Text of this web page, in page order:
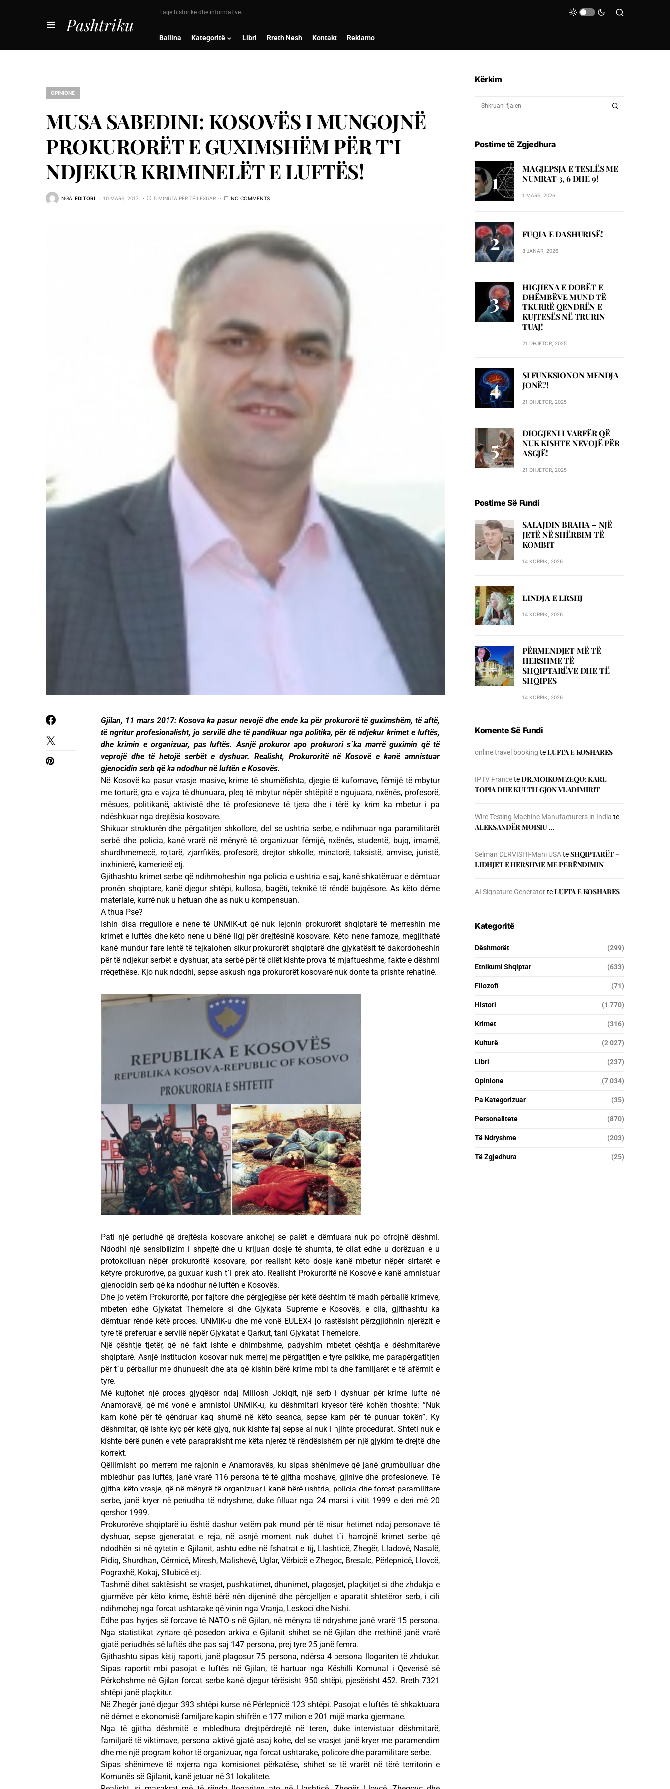
Pashtriku
Faqe historike dhe informative.
Ballina Kategoritë Libri Rreth Nesh Kontakt Reklamo
OPINIONE
MUSA SABEDINI: KOSOVËS I MUNGOJNË
PROKURORËT E GUXIMSHËM PËR T’I
NDJEKUR KRIMINELËT E LUFTËS!
NGA EDITORI 10 MARS, 2017 5 MINUTA PËR TË LEXUAR NO COMMENTS
Gjilan, 11 mars 2017: Kosova ka pasur nevojë dhe ende ka për prokurorë të guximshëm, të aftë,
të ngritur profesionalisht, jo servilë dhe të pandikuar nga politika, për të ndjekur krimet e luftës,
dhe krimin e organizuar, pas luftës. Asnjë prokuror apo prokurori s`ka marrë guximin që të
veprojë dhe të hetojë serbët e dyshuar. Realisht, Prokuroritë në Kosovë e kanë amnistuar
gjenocidin serb që ka ndodhur në luftën e Kosovës.
Në Kosovë ka pasur vrasje masive, krime të shumëfishta, djegie të kufomave, fëmijë të mbytur
me torturë, gra e vajza të dhunuara, pleq të mbytur nëpër shtëpitë e ngujuara, nxënës, profesorë,
mësues, politikanë, aktivistë dhe të profesioneve të tjera dhe i tërë ky krim ka mbetur i pa
ndëshkuar nga drejtësia kosovare.
Shikuar strukturën dhe përgatitjen shkollore, del se ushtria serbe, e ndihmuar nga paramilitarët
serbë dhe policia, kanë vrarë në mënyrë të organizuar fëmijë, nxënës, studentë, bujq, imamë,
shurdhmemecë, rojtarë, zjarrfikës, profesorë, drejtor shkolle, minatorë, taksistë, amvise, juristë,
inxhinierë, kamerierë etj.
Gjithashtu krimet serbe që ndihmoheshin nga policia e ushtria e saj, kanë shkatërruar e dëmtuar
pronën shqiptare, kanë djegur shtëpi, kullosa, bagëti, teknikë të rëndë bujqësore. As këto dëme
materiale, kurrë nuk u hetuan dhe as nuk u kompensuan.
A thua Pse?
Ishin disa rregullore e nene të UNMIK-ut që nuk lejonin prokurorët shqiptarë të merreshin me
krimet e luftës dhe këto nene u bënë ligj për drejtësinë kosovare. Këto nene famoze, megjithatë
kanë mundur fare lehtë të tejkalohen sikur prokurorët shqiptarë dhe gjykatësit të dakordoheshin
për të ndjekur serbët e dyshuar, ata serbë për të cilët kishte prova të mjaftueshme, fakte e dëshmi
rrëqethëse. Kjo nuk ndodhi, sepse askush nga prokurorët kosovarë nuk donte ta prishte rehatinë.
Pati një periudhë që drejtësia kosovare ankohej se palët e dëmtuara nuk po ofrojnë dëshmi.
Ndodhi një sensibilizim i shpejtë dhe u krijuan dosje të shumta, të cilat edhe u dorëzuan e u
protokolluan nëpër prokuroritë kosovare, por realisht këto dosje kanë mbetur nëpër sirtarët e
këtyre prokurorive, pa guxuar kush t`i prek ato. Realisht Prokuroritë në Kosovë e kanë amnistuar
gjenocidin serb që ka ndodhur në luftën e Kosovës.
Dhe jo vetëm Prokuroritë, por fajtore dhe përgjegjëse për këtë dështim të madh përballë krimeve,
mbeten edhe Gjykatat Themelore si dhe Gjykata Supreme e Kosovës, e cila, gjithashtu ka
dëmtuar rëndë këtë proces. UNMIK-u dhe më vonë EULEX-i jo rastësisht përzgjidhnin njerëzit e
tyre të preferuar e servilë nëpër Gjykatat e Qarkut, tani Gjykatat Themelore.
Një çështje tjetër, që në fakt ishte e dhimbshme, padyshim mbetet çështja e dëshmitarëve
shqiptarë. Asnjë institucion kosovar nuk merrej me përgatitjen e tyre psikike, me parapërgatitjen
për t`u përballur me dhunuesit dhe ata që kishin bërë krime mbi ta dhe familjarët e të afërmit e
tyre.
Më kujtohet një proces gjyqësor ndaj Millosh Jokiqit, një serb i dyshuar për krime lufte në
Anamoravë, që më vonë e amnistoi UNMIK-u, ku dëshmitari kryesor tërë kohën thoshte: ”Nuk
kam kohë për të qëndruar kaq shumë në këto seanca, sepse kam për të punuar tokën”. Ky
dëshmitar, që ishte kyç për këtë gjyq, nuk kishte faj sepse ai nuk i njihte procedurat. Shteti nuk e
kishte bërë punën e vetë paraprakisht me këta njerëz të rëndësishëm për një gjykim të drejtë dhe
korrekt.
Qëllimisht po merrem me rajonin e Anamoravës, ku sipas shënimeve që janë grumbulluar dhe
mbledhur pas luftës, janë vrarë 116 persona të të gjitha moshave, gjinive dhe profesioneve. Të
gjitha këto vrasje, që në mënyrë të organizuar i kanë bërë ushtria, policia dhe forcat paramilitare
serbe, janë kryer në periudha të ndryshme, duke filluar nga 24 marsi i vitit 1999 e deri më 20
qershor 1999.
Prokurorëve shqiptarë iu është dashur vetëm pak mund për të nisur hetimet ndaj personave të
dyshuar, sepse gjeneratat e reja, në asnjë moment nuk duhet t`i harrojnë krimet serbe që
ndodhën si në qytetin e Gjilanit, ashtu edhe në fshatrat e tij, Llashticë, Zhegër, Lladovë, Nasalë,
Pidiq, Shurdhan, Cërrnicë, Miresh, Malishevë, Uglar, Vërbicë e Zhegoc, Bresalc, Përlepnicë, Llovcë,
Pograxhë, Kokaj, Sllubicë etj.
Tashmë dihet saktësisht se vrasjet, pushkatimet, dhunimet, plagosjet, plaçkitjet si dhe zhdukja e
gjurmëve për këto krime, është bërë nën dijeninë dhe përcjelljen e aparatit shtetëror serb, i cili
ndihmohej nga forcat ushtarake që vinin nga Vranja, Leskoci dhe Nishi.
Edhe pas hyrjes së forcave të NATO-s në Gjilan, në mënyra të ndryshme janë vrarë 15 persona.
Nga statistikat zyrtare që posedon arkiva e Gjilanit shihet se në Gjilan dhe rrethinë janë vrarë
gjatë periudhës së luftës dhe pas saj 147 persona, prej tyre 25 janë femra.
Gjithashtu sipas këtij raporti, janë plagosur 75 persona, ndërsa 4 persona llogariten të zhdukur.
Sipas raportit mbi pasojat e luftës në Gjilan, të hartuar nga Këshilli Komunal i Qeverisë së
Përkohshme në Gjilan forcat serbe kanë djegur tërësisht 950 shtëpi, pjesërisht 452. Rreth 7321
shtëpi janë plaçkitur.
Në Zhegër janë djegur 393 shtëpi kurse në Përlepnicë 123 shtëpi. Pasojat e luftës të shkaktuara
në dëmet e ekonomisë familjare kapin shifrën e 177 milion e 201 mijë marka gjermane.
Nga të gjitha dëshmitë e mbledhura drejtpërdrejtë në teren, duke intervistuar dëshmitarë,
familjarë të viktimave, persona aktivë gjatë asaj kohe, del se vrasjet janë kryer me paramendim
dhe me një program kohor të organizuar, nga forcat ushtarake, policore dhe paramilitare serbe.
Sipas shënimeve të nxjerra nga komisionet përkatëse, shihet se të vrarët në tërë territorin e
Komunës së Gjilanit, kanë jetuar në 31 lokalitete.
Kërkim
Postime të Zgjedhura
MAGJEPSJA E TESLËS ME
NUMRAT 3, 6 DHE 9!
1 MARS, 2026
FUQIA E DASHURISË!
8 JANAR, 2026
HIGJIENA E DOBËT E
DHËMBËVE MUND TË
TKURRË QENDRËN E
KUJTESËS NË TRURIN
TUAJ!
21 DHJETOR, 2025
SI FUNKSIONON MENDJA
JONË?!
21 DHJETOR, 2025
DIOGJENI I VARFËR QË
NUK KISHTE NEVOJË PËR
ASGJË!
21 DHJETOR, 2025
Postime Së Fundi
SALAJDIN BRAHA – NJЁ
JETЁ NЁ SHЁRBIM TЁ
KOMBIT
14 KORRIK, 2026
LINDJA E LRSHJ
14 KORRIK, 2026
PËRMENDJET MË TË
HERSHME TË
SHQIPTARËVE DHE TË
SHQIPES
14 KORRIK, 2026
Komente Së Fundi
online travel booking teLUFTA E KOSHARES
IPTV FranceteDR.MOIKOM ZEQO: KARL
TOPIA DHE KULTI I GJON VLADIMIRIT
Wire Testing Machine Manufacturers in India te
ALEKSANDËR MOISIU …
Selman DERVISHI-Mani USAteSHQIPTARËT –
LIDHJET E HERSHME ME PERËNDIMIN
AI Signature GeneratorteLUFTA E KOSHARES
Kategoritë
Dëshmorët (299)
Etnikumi Shqiptar (633)
Filozofi (71)
Histori (1 770)
Krimet (316)
Kulturë (2 027)
Libri (237)
Opinione (7 034)
Pa Kategorizuar (35)
Personalitete (870)
Të Ndryshme (203)
Të Zgjedhura (25)